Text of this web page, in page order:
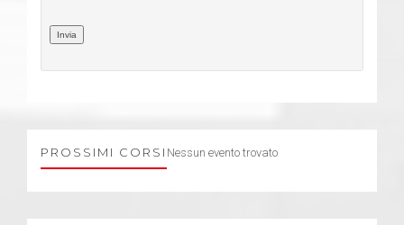
Invia
PROSSIMI CORSI Nessun evento trovato